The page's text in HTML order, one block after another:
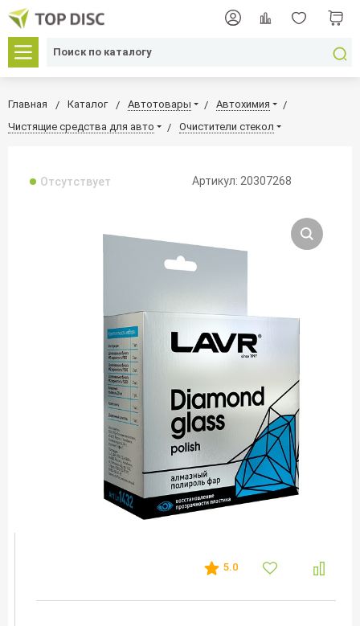
Главная Каталог Автотовары
Автохимия
Чистящие средства для авто
Очистители стекол
Отсутствует Артикул: 20307268
5.0